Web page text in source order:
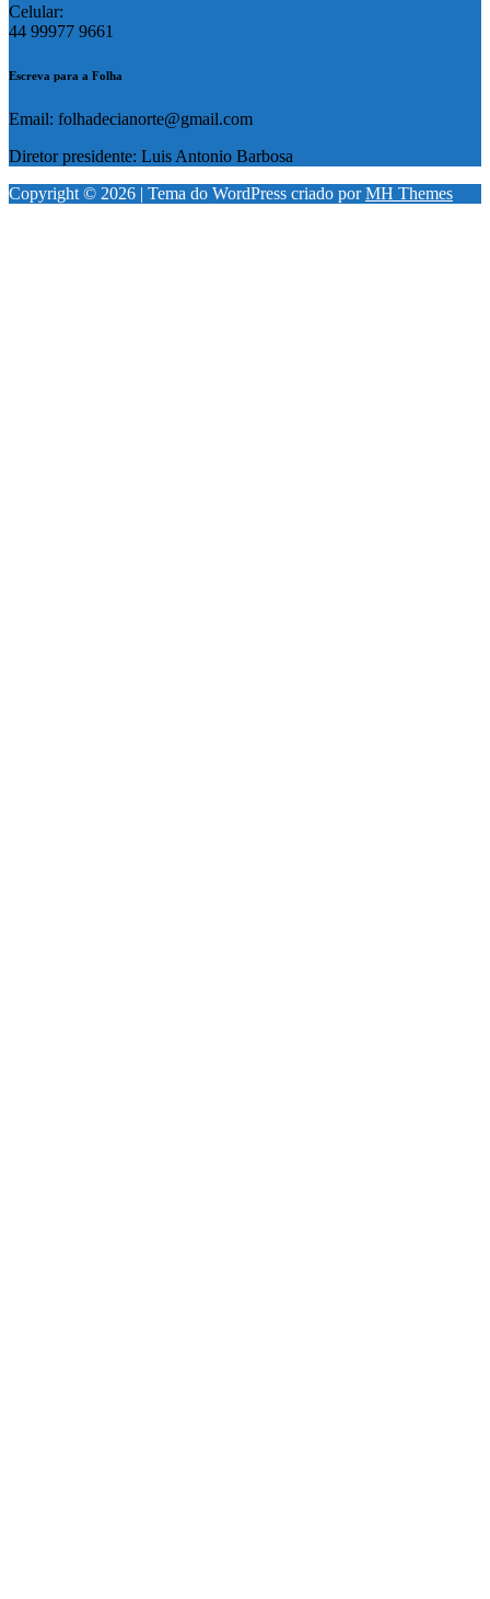
Celular:
44 99977 9661
Escreva para a Folha
Email: folhadecianorte@gmail.com
Diretor presidente: Luis Antonio Barbosa
Copyright © 2026 | Tema do WordPress criado porMH Themes